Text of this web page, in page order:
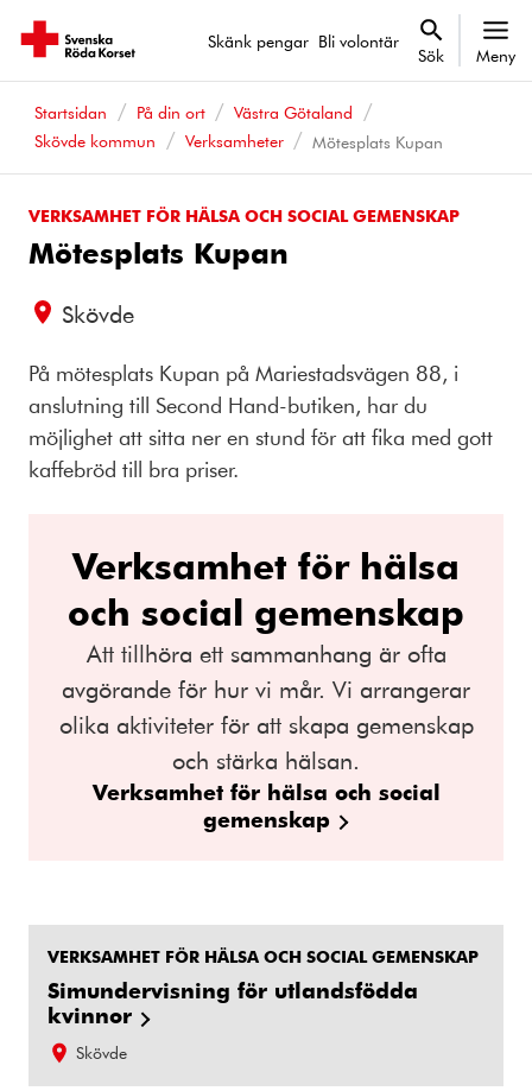
Skänk pengar Bli volontär
Sök Meny
Startsidan På din ort
Västra Götaland
Skövde kommun
Verksamheter Mötesplats Kupan
VERKSAMHET FÖR HÄLSA OCH SOCIAL GEMENSKAP
Mötesplats Kupan
Skövde
På mötesplats Kupan på Mariestadsvägen 88, i
anslutning till Second Hand-butiken, har du
möjlighet att sitta ner en stund för att fika med gott
kaffebröd till bra priser.
Verksamhet för hälsa
och social gemenskap
Att tillhöra ett sammanhang är ofta
avgörande för hur vi mår. Vi arrangerar
olika aktiviteter för att skapa gemenskap
och stärka hälsan.
Verksamhet för hälsa och social
gemenskap
VERKSAMHET FÖR HÄLSA OCH SOCIAL GEMENSKAP
Simundervisning för utlandsfödda
kvinnor
Skövde